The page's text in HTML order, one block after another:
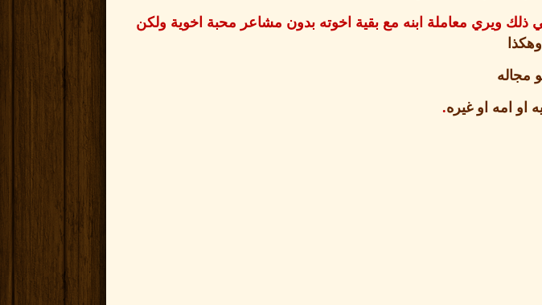
ذلك ويري معاملة ابنه مع بقية اخوته بدون مشاعر محبة اخوية ولكن
وهكذا
مجاله
او امه او غيره.